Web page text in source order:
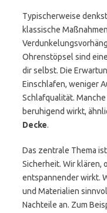
Typischerweise
klassische
Ohrenstöpsel sind
dir selbst. Die
Einschlafen, weniger
Schlafqualität.
beruhigend wirkt,
Decke.
Das zentrale Thema
Sicherheit. Wir klären,
entspannender wirkt.
und Materialien
Nachteile an. Zum